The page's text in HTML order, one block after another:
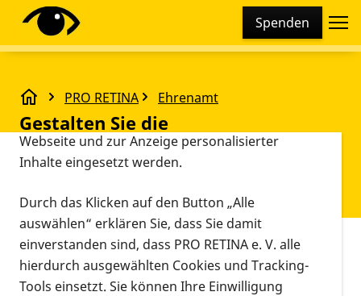
Spenden
PRO RETINA Ehrenamt
Regional aktiv werden!
Gestalten Sie die
Öffentlichkeitsarbeit in unserer
Regionalgruppe Koblenz aktiv
mit!
Vorlesen
Seien Sie Teil unseres Teams für eine starke
Präsenz nach außen!
Diese Webseite setzt verschiedene Cookies und
Tracking-Tools ein. Dies beinhaltet Cookies und
technisch notwendig sind, die zu statistischen
Zwecken sowie zur besseren Bedienbarkeit der
Webseite und zur Anzeige personalisierter
Inhalte eingesetzt werden.
Durch das Klicken auf den Button „Alle
auswählen“ erklären Sie, dass Sie damit
einverstanden sind, dass PRO RETINA e. V. alle
hierdurch ausgewählten Cookies und Tracking-
Tools einsetzt. Sie können Ihre Einwilligung